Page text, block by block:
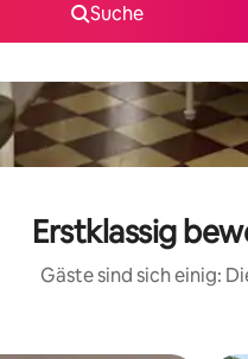
Suche
Erstklassig
Gäste sind sich einig: